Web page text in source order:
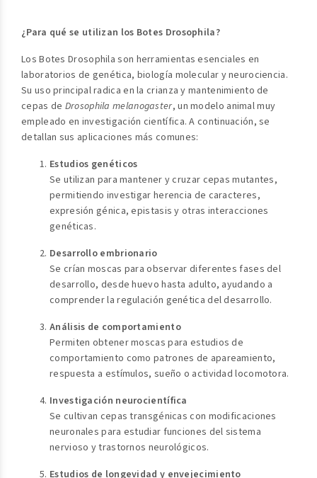
¿Para qué se utilizan los Botes Drosophila?
Los Botes Drosophila son herramientas esenciales en
laboratorios de genética, biología molecular y neurociencia.
Su uso principal radica en la crianza y mantenimiento de
cepas de Drosophila melanogaster, un modelo animal muy
empleado en investigación científica. A continuación, se
detallan sus aplicaciones más comunes:
Estudios genéticos
Se utilizan para mantener y cruzar cepas mutantes,
permitiendo investigar herencia de caracteres,
expresión génica, epistasis y otras interacciones
genéticas.
Desarrollo embrionario
Se crían moscas para observar diferentes fases del
desarrollo, desde huevo hasta adulto, ayudando a
comprender la regulación genética del desarrollo.
Análisis de comportamiento
Permiten obtener moscas para estudios de
comportamiento como patrones de apareamiento,
respuesta a estímulos, sueño o actividad locomotora.
Investigación neurocientífica
Se cultivan cepas transgénicas con modificaciones
neuronales para estudiar funciones del sistema
nervioso y trastornos neurológicos.
Estudios de longevidad y envejecimiento